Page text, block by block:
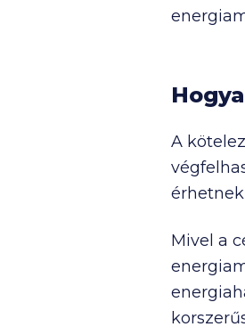
A
érhetnek
Mivel a